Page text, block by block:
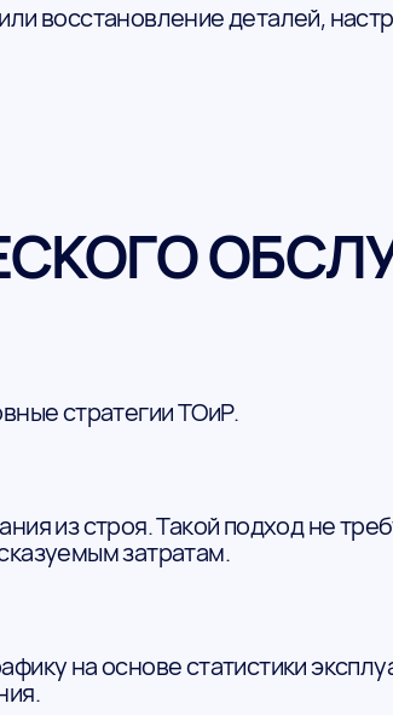
восстановление деталей,
стратегии ТОиР.
из строя. Такой подход не
затратам.
на основе статистики